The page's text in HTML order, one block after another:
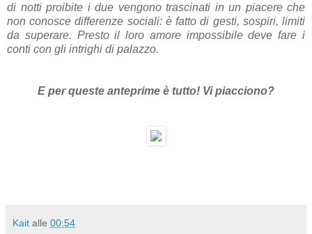
di notti proibite i due vengono trascinati in un piacere che
non conosce differenze sociali: è fatto di gesti, sospiri, limiti
da superare. Presto il loro amore impossibile deve fare i
conti con gli intrighi di palazzo.
E per queste anteprime è tutto! Vi piacciono?
Kait alle 00:54